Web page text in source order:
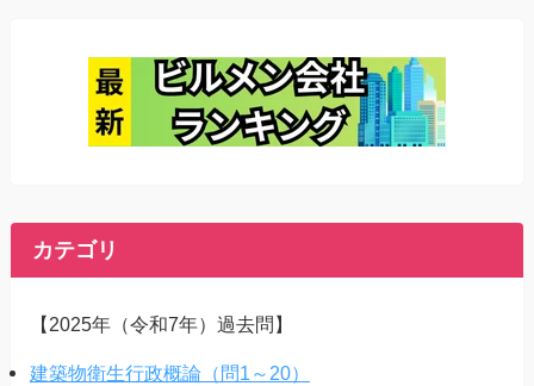
カテゴリ
【2025年（令和7年）過去問】
建築物衛生行政概論（問1～20）